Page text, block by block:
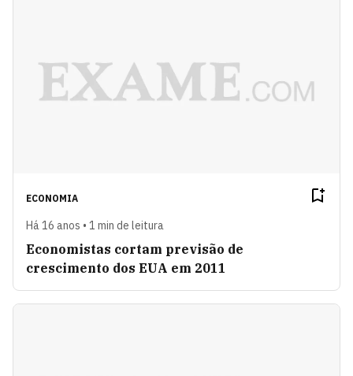
ECONOMIA
Há 16 anos • 1 min de leitura
Economistas cortam previsão de
crescimento dos EUA em 2011